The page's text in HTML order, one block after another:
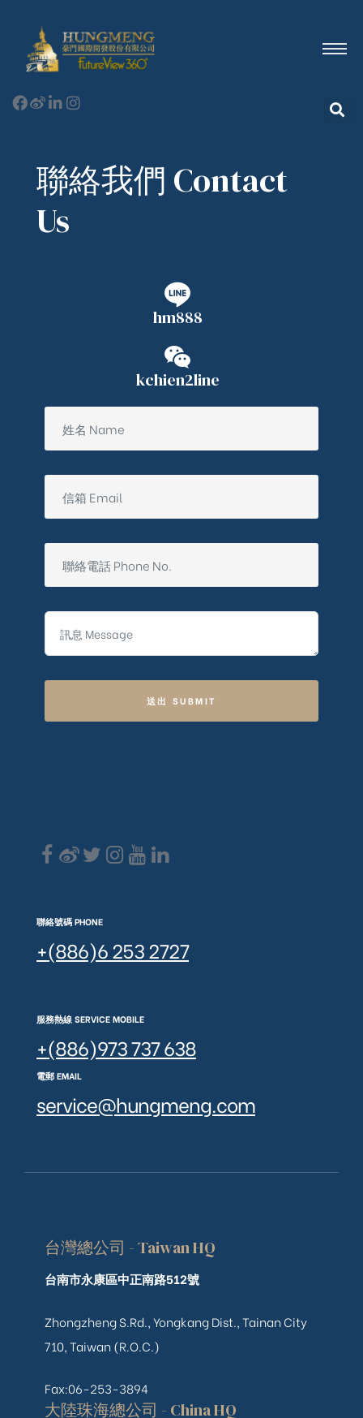
聯絡我們 Contact
Us
hm888
kchien2line
送出 SUBMIT
聯絡號碼 PHONE
+(886)6 253 2727
服務熱線 SERVICE MOBILE
+(886)973 737 638
電郵 EMAIL
service@hungmeng.com
台灣總公司 - Taiwan HQ
台南市永康區中正南路512號
Zhongzheng S.Rd., Yongkang Dist., Tainan City
710, Taiwan (R.O.C.)
Fax:06-253-3894
大陸珠海總公司 - China HQ